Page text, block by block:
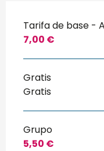
Tarifa de base -
7,00 €
Gratis
Gratis
Grupo
5,50 €